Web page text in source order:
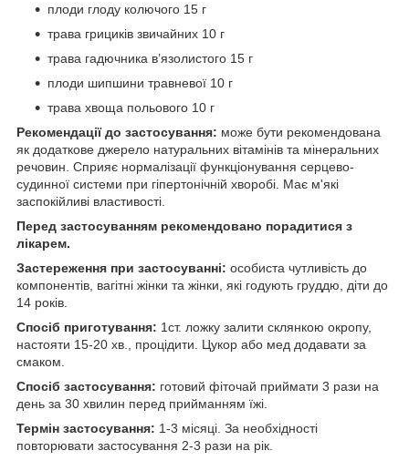
плоди глоду колючого 15 г
трава грициків звичайних 10 г
трава гадючника в’язолистого 15 г
плоди шипшини травневої 10 г
трава хвоща польового 10 г
Рекомендації до застосування: може бути рекомендована
як додаткове джерело натуральних вітамінів та мінеральних
речовин. Сприяє нормалізації функціонування серцево-
судинної системи при гіпертонічній хворобі. Має м'які
заспокійливі властивості.
Перед застосуванням рекомендовано порадитися з
лікарем.
Застереження при застосуванні: особиста чутливість до
компонентів, вагітні жінки та жінки, які годують груддю, діти до
14 років.
Спосіб приготування: 1ст. ложку залити склянкою окропу,
настояти 15-20 хв., процідити. Цукор або мед додавати за
смаком.
Спосіб застосування: готовий фіточай приймати 3 рази на
день за 30 хвилин перед прийманням їжі.
Термін застосування: 1-3 місяці. За необхідності
повторювати застосування 2-3 рази на рік.